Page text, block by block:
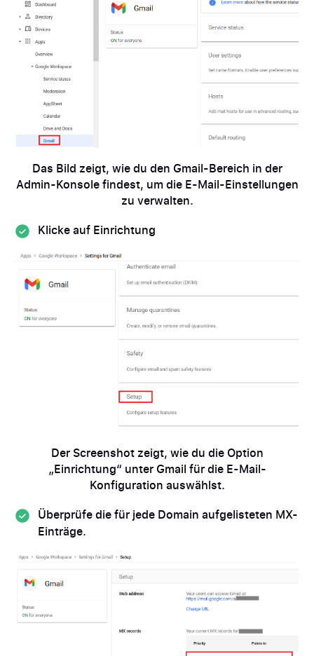
Das Bild zeigt, wie du den Gmail-Bereich in der
Admin-Konsole findest, um die E-Mail-Einstellungen
zu verwalten.
Klicke auf Einrichtung
Der Screenshot zeigt, wie du die Option
„Einrichtung“ unter Gmail für die E-Mail-
Konfiguration auswählst.
Überprüfe die für jede Domain aufgelisteten MX-
Einträge.